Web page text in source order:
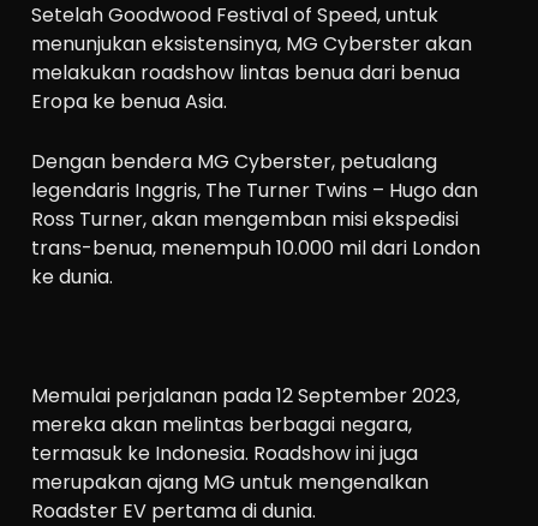
Setelah Goodwood Festival of Speed, untuk
menunjukan eksistensinya, MG Cyberster akan
melakukan roadshow lintas benua dari benua
Eropa ke benua Asia.
Dengan bendera MG Cyberster, petualang
legendaris Inggris, The Turner Twins – Hugo dan
Ross Turner, akan mengemban misi ekspedisi
trans-benua, menempuh 10.000 mil dari London
ke dunia.
Memulai perjalanan pada 12 September 2023,
mereka akan melintas berbagai negara,
termasuk ke Indonesia. Roadshow ini juga
merupakan ajang MG untuk mengenalkan
Roadster EV pertama di dunia.